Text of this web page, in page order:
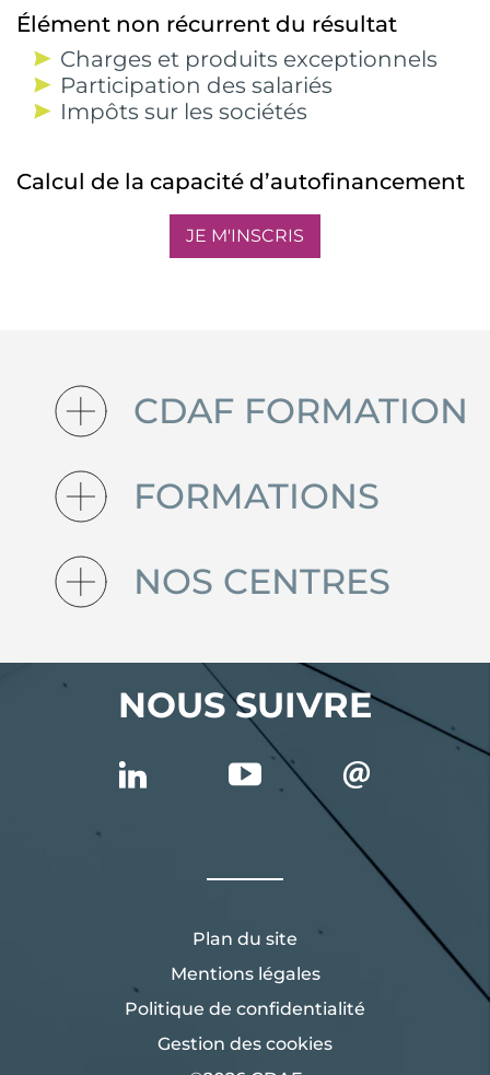
Élément non récurrent du résultat
Charges et produits exceptionnels
Participation des salariés
Impôts sur les sociétés
Calcul de la capacité d’autofinancement
JE M'INSCRIS
CDAF FORMATION
FORMATIONS
NOS CENTRES
NOUS SUIVRE
Plan du site
Mentions légales
Politique de confidentialité
Gestion des cookies